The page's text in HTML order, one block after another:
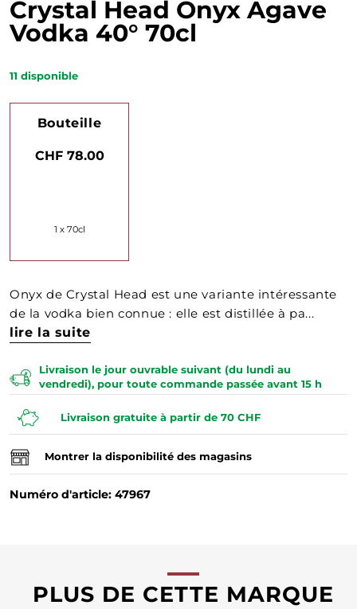
Crystal Head Onyx Agave
Vodka 40° 70cl
11 disponible
Bouteille
CHF 78.00
1 x 70cl
Onyx de Crystal Head est une variante intéressante
de la vodka bien connue : elle est distillée à pa...
lire la suite
Livraison le jour ouvrable suivant (du lundi au
vendredi), pour toute commande passée avant 15 h
Livraison gratuite à partir de 70 CHF
Montrer la disponibilité des magasins
Numéro d'article: 47967
PLUS DE CETTE MARQUE